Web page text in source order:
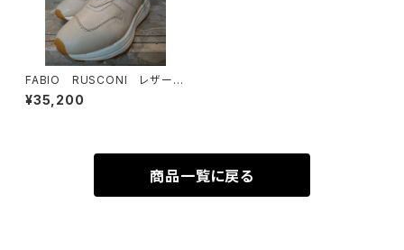
FABIO RUSCONI レザース
ニーカー
¥35,200
商品一覧に戻る